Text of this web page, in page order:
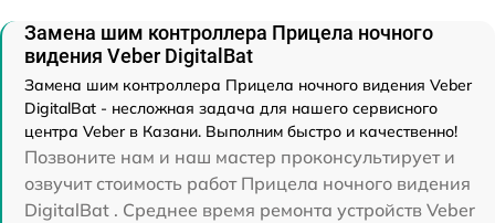
Замена шим контроллера Прицела ночного
видения Veber DigitalBat
Замена шим контроллера Прицела ночного видения Veber
DigitalBat - несложная задача для нашего сервисного
центра Veber в Казани. Выполним быстро и качественно!
Позвоните нам и наш мастер проконсультирует и
озвучит стоимость работ Прицела ночного видения
DigitalBat . Среднее время ремонта устройств Veber